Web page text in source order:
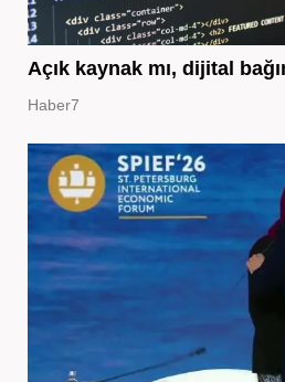
Açık kaynak mı, dijital
Haber7